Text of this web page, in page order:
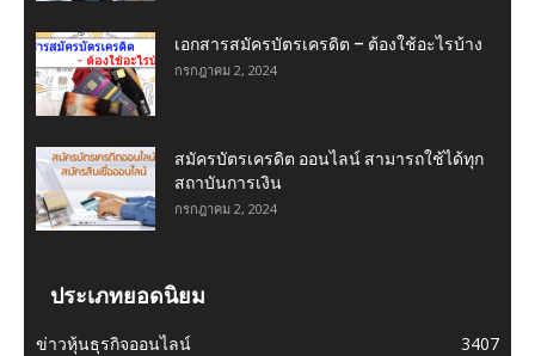
เอกสารสมัครบัตรเครดิต – ต้องใช้อะไรบ้าง
กรกฎาคม 2, 2024
สมัครบัตรเครดิต ออนไลน์ สามารถใช้ได้ทุก
สถาบันการเงิน
กรกฎาคม 2, 2024
ประเภทยอดนิยม
ข่าวหุ้นธุรกิจออนไลน์
3407